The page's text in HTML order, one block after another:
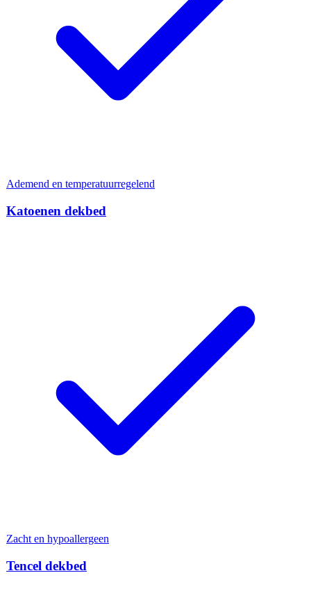
Ademend en temperatuurregelend
Katoenen dekbed
Zacht en hypoallergeen
Tencel dekbed